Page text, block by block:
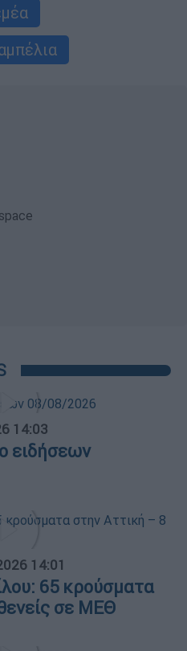
14:03
ειδήσεων
14:01
65 κρούσματα
σε ΜΕΘ